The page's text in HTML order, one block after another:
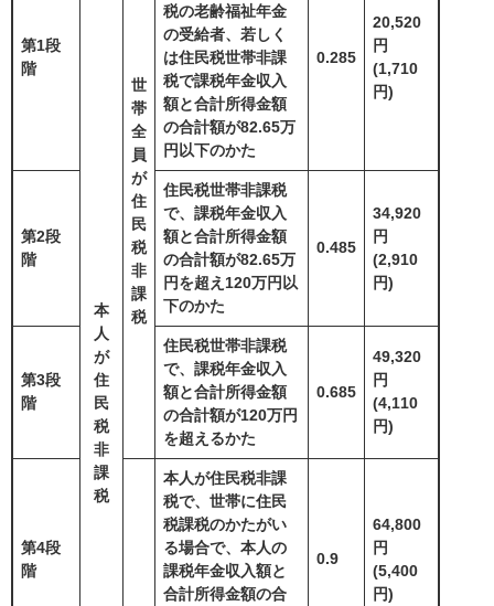
第1段
階
本
人
が
住
民
税
非
課
税
世
帯
全
員
が
住
民
税
非
課
税
税の老齢福祉年金
の受給者、若しく
は住民税世帯非課
税で課税年金収入
額と合計所得金額
の合計額が82.65万
円以下のかた
0.285
20,520
円
(1,710
円)
第2段
階
住民税世帯非課税
で、課税年金収入
額と合計所得金額
の合計額が82.65万
円を超え120万円以
下のかた
0.485
34,920
円
(2,910
円)
第3段
階
住民税世帯非課税
で、課税年金収入
額と合計所得金額
の合計額が120万円
を超えるかた
0.685
49,320
円
(4,110
円)
第4段
階
本人が住民税非課
税で、世帯に住民
税課税のかたがい
る場合で、本人の
課税年金収入額と
合計所得金額の合
0.9
64,800
円
(5,400
円)